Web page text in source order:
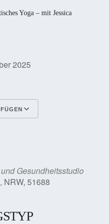
Yoga – mit Jessica
2025
Gesundheitsstudio
NRW, 51688